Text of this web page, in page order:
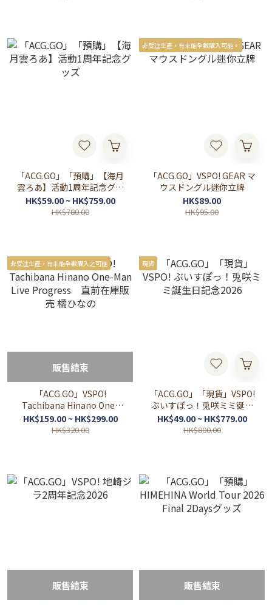
「ACG.GO」「預購」【海月
雲ろあ】活動1周年記念グッ
ズ
HK$59.00 ~ HK$759.00
HK$780.00
非受注生產，有未能全數購入可能。
「ACG.GO」VSPO! GEAR マ
ウスドングル迷你立牌
HK$89.00
HK$95.00
非受注生產，有未能全數購入之可能
販售結束
「ACG.GO」VSPO!
Tachibana Hinano One-
Man Live Progress 直前
在庫販売 橘ひなの
HK$159.00 ~ HK$299.00
HK$320.00
現貨
「ACG.GO」「現貨」VSPO!
ぶいすぽっ！兎咲ミミ誕生
日記念2026
HK$49.00 ~ HK$779.00
HK$800.00
販售結束 販售結束